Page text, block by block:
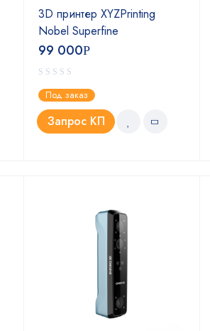
3D принтер XYZPrinting
Nobel Superfine
99 000Р
Под заказ
Запрос КП